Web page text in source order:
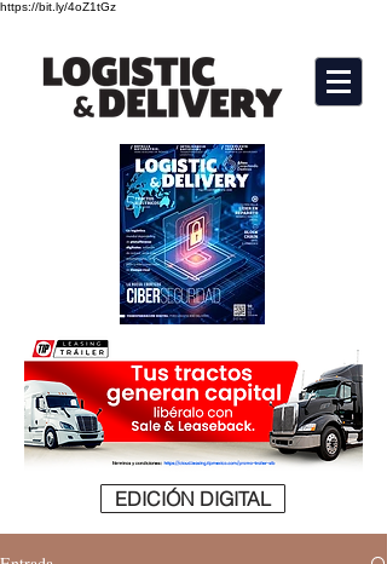
https://bit.ly/4oZ1tGz
EDICIÓN DIGITAL